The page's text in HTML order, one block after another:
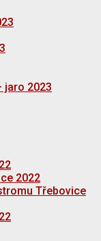
jaro 2023
2022
Třebovice